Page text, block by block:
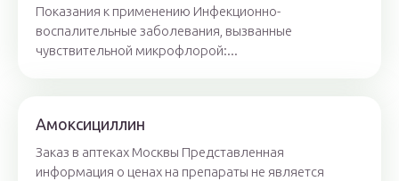
Показания к применению Инфекционно-
воспалительные заболевания, вызванные
чувствительной микрофлорой:...
Амоксициллин
Заказ в аптеках Москвы Представленная
информация о ценах на препараты не является